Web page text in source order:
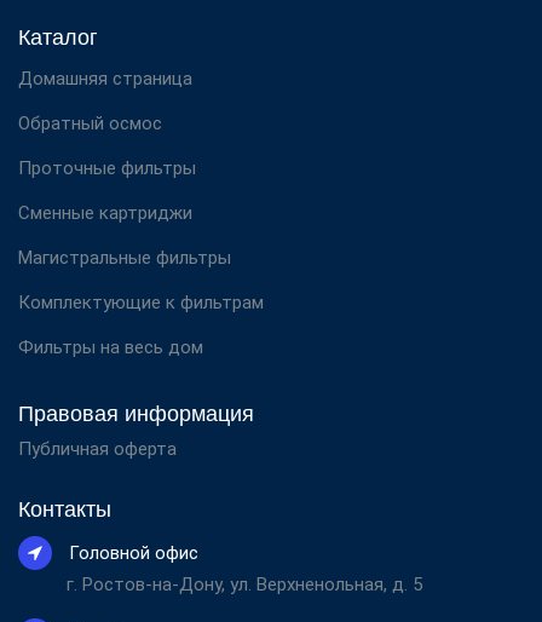
Каталог
Домашняя страница
Обратный осмос
Проточные фильтры
Сменные картриджи
Магистральные фильтры
Комплектующие к фильтрам
Фильтры на весь дом
Правовая информация
Публичная оферта
Контакты
Головной офис
г. Ростов-на-Дону, ул. Верхненольная, д. 5